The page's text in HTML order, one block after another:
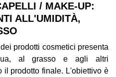
/ MAKE-UP:
ALL'UMIDITÀ,
prodotti cosmetici presenta
al grasso e agli altri
il prodotto finale. L'obiettivo è